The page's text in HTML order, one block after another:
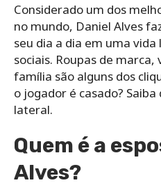
Considerado um dos
no mundo, Daniel Alves
seu dia a dia em uma vida
sociais. Roupas de marca,
família são alguns dos
o jogador é casado?
lateral.
Quem é a
Alves?